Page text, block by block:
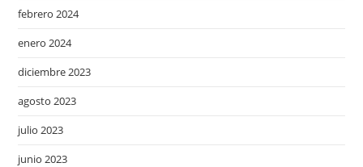
febrero 2024
enero 2024
diciembre 2023
agosto 2023
julio 2023
junio 2023